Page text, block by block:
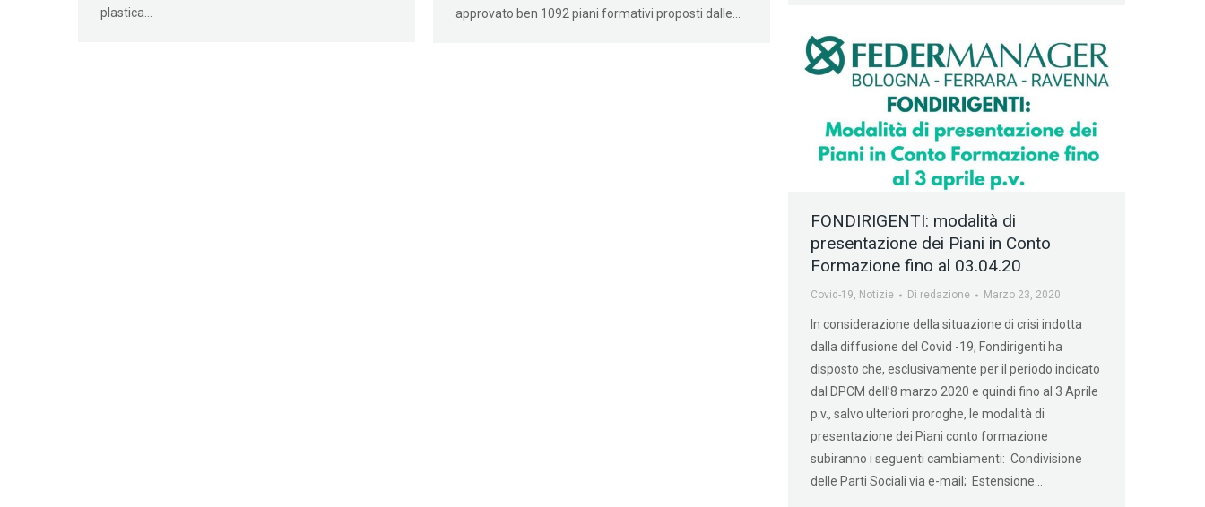
plastica…
approvato ben 1092 piani formativi proposti dalle…
FONDIRIGENTI: modalità di
presentazione dei Piani in Conto
Formazione fino al 03.04.20
Covid-19, Notizie Di redazione Marzo 23, 2020
In considerazione della situazione di crisi indotta
dalla diffusione del Covid -19, Fondirigenti ha
disposto che, esclusivamente per il periodo indicato
dal DPCM dell’8 marzo 2020 e quindi fino al 3 Aprile
p.v., salvo ulteriori proroghe, le modalità di
presentazione dei Piani conto formazione
subiranno i seguenti cambiamenti: Condivisione
delle Parti Sociali via e-mail; Estensione…